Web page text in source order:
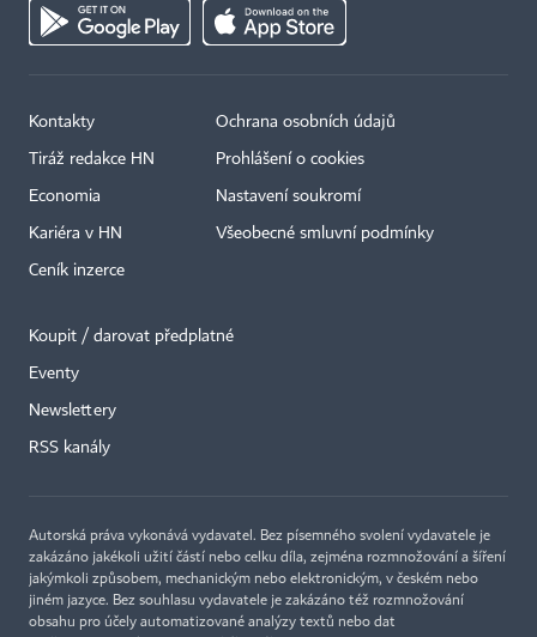
Kontakty
Tiráž redakce HN
Economia
Kariéra v HN
Ceník inzerce
Ochrana osobních údajů
Prohlášení o cookies
Nastavení soukromí
Všeobecné smluvní podmínky
Koupit / darovat předplatné
Eventy
Newslettery
RSS kanály
Autorská práva vykonává vydavatel. Bez písemného svolení vydavatele je
zakázáno jakékoli užití částí nebo celku díla, zejména rozmnožování a šíření
jakýmkoli způsobem, mechanickým nebo elektronickým, v českém nebo
jiném jazyce. Bez souhlasu vydavatele je zakázáno též rozmnožování
obsahu pro účely automatizované analýzy textů nebo dat